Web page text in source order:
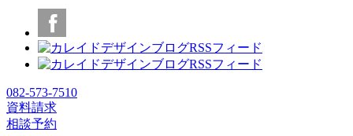
082-573-7510
資料請求
相談予約